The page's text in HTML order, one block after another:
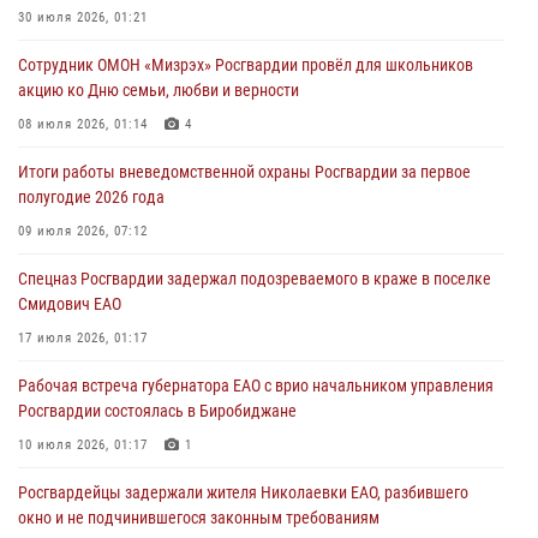
Внесены изменения в правила проведения контрольного отстрела
31 июля 2026, 01:48
Правила приобретения нарезного оружия изменены: минимальный
30 июля 2026, 01:21
Росгвардейцы задержали гражданина за хулиганство и попытку
29 июля 2026, 01:05
30 июля 2026, 01:21
Сотрудник ОМОН «Мизрэх» Росгвардии провёл для школьников
акцию ко Дню семьи, любви и верности
08 июля 2026, 01:14 4
Итоги работы вневедомственной охраны Росгвардии за первое
полугодие 2026 года
09 июля 2026, 07:12
Спецназ Росгвардии задержал подозреваемого в краже в поселке
Смидович ЕАО
17 июля 2026, 01:17
Рабочая встреча губернатора ЕАО с врио начальником управления
Росгвардии состоялась в Биробиджане
10 июля 2026, 01:17 1
Росгвардейцы задержали жителя Николаевки ЕАО, разбившего
окно и не подчинившегося законным требованиям